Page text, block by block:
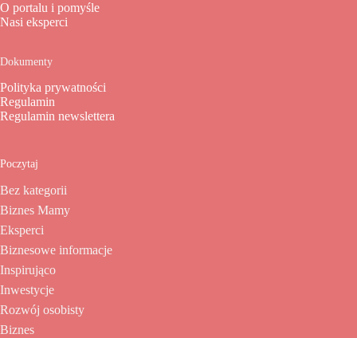
O portalu i pomyśle
Nasi eksperci
Dokumenty
Polityka prywatności
Regulamin
Regulamin newslettera
Poczytaj
Bez kategorii
Biznes Mamy
Eksperci
Biznesowe informacje
Inspirująco
Inwestycje
Rozwój osobisty
Biznes